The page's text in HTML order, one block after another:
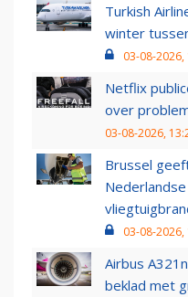
Turkish
winter
03-08-2026,
Netflix
over
03-08-2026,
Brussel
03-08-2026,
Airbus
beklad met